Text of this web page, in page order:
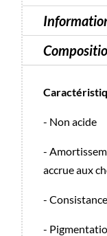
- Non acide
-
accrue aux
-
-